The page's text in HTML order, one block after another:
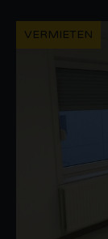
VERMIETEN